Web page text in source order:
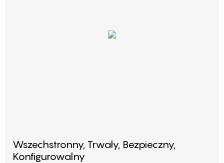
Wszechstronny, Trwały, Bezpieczny,
Konfigurowalny